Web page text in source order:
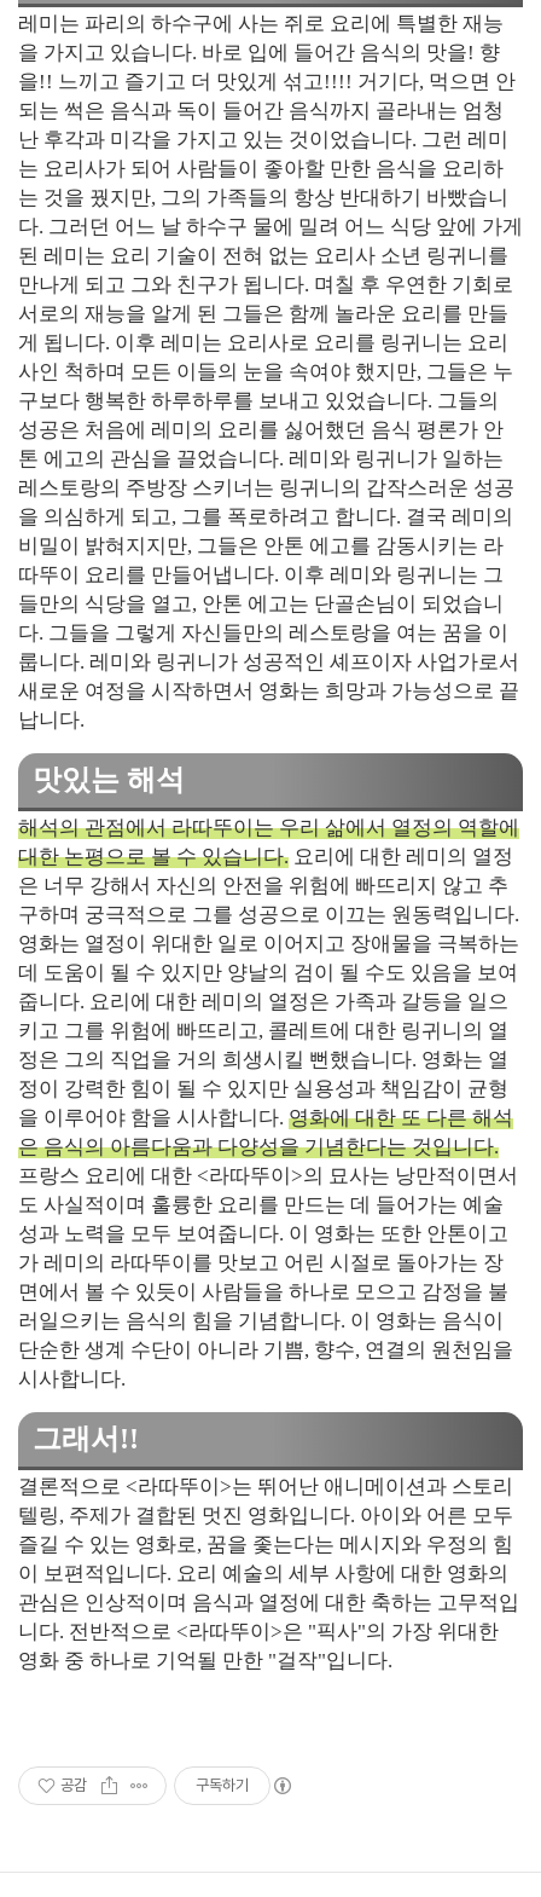
레미는 파리의 하수구에 사는 쥐로 요리에 특별한 재능
을 가지고 있습니다. 바로 입에 들어간 음식의 맛을! 향
을!! 느끼고 즐기고 더 맛있게 섞고!!!! 거기다, 먹으면 안
되는 썩은 음식과 독이 들어간 음식까지 골라내는 엄청
난 후각과 미각을 가지고 있는 것이었습니다. 그런 레미
는 요리사가 되어 사람들이 좋아할 만한 음식을 요리하
는 것을 꿨지만, 그의 가족들의 항상 반대하기 바빴습니
다. 그러던 어느 날 하수구 물에 밀려 어느 식당 앞에 가게
된 레미는 요리 기술이 전혀 없는 요리사 소년 링귀니를
만나게 되고 그와 친구가 됩니다. 며칠 후 우연한 기회로
서로의 재능을 알게 된 그들은 함께 놀라운 요리를 만들
게 됩니다. 이후 레미는 요리사로 요리를 링귀니는 요리
사인 척하며 모든 이들의 눈을 속여야 했지만, 그들은 누
구보다 행복한 하루하루를 보내고 있었습니다. 그들의
성공은 처음에 레미의 요리를 싫어했던 음식 평론가 안
톤 에고의 관심을 끌었습니다. 레미와 링귀니가 일하는
레스토랑의 주방장 스키너는 링귀니의 갑작스러운 성공
을 의심하게 되고, 그를 폭로하려고 합니다. 결국 레미의
비밀이 밝혀지지만, 그들은 안톤 에고를 감동시키는 라
따뚜이 요리를 만들어냅니다. 이후 레미와 링귀니는 그
들만의 식당을 열고, 안톤 에고는 단골손님이 되었습니
다. 그들을 그렇게 자신들만의 레스토랑을 여는 꿈을 이
룹니다. 레미와 링귀니가 성공적인 셰프이자 사업가로서
새로운 여정을 시작하면서 영화는 희망과 가능성으로 끝
납니다.
맛있는 해석
해석의 관점에서 라따뚜이는 우리 삶에서 열정의 역할에
대한 논평으로 볼 수 있습니다. 요리에 대한 레미의 열정
은 너무 강해서 자신의 안전을 위험에 빠뜨리지 않고 추
구하며 궁극적으로 그를 성공으로 이끄는 원동력입니다.
영화는 열정이 위대한 일로 이어지고 장애물을 극복하는
데 도움이 될 수 있지만 양날의 검이 될 수도 있음을 보여
줍니다. 요리에 대한 레미의 열정은 가족과 갈등을 일으
키고 그를 위험에 빠뜨리고, 콜레트에 대한 링귀니의 열
정은 그의 직업을 거의 희생시킬 뻔했습니다. 영화는 열
정이 강력한 힘이 될 수 있지만 실용성과 책임감이 균형
을 이루어야 함을 시사합니다. 영화에 대한 또 다른 해석
은 음식의 아름다움과 다양성을 기념한다는 것입니다.
프랑스 요리에 대한 <라따뚜이>의 묘사는 낭만적이면서
도 사실적이며 훌륭한 요리를 만드는 데 들어가는 예술
성과 노력을 모두 보여줍니다. 이 영화는 또한 안톤이고
가 레미의 라따뚜이를 맛보고 어린 시절로 돌아가는 장
면에서 볼 수 있듯이 사람들을 하나로 모으고 감정을 불
러일으키는 음식의 힘을 기념합니다. 이 영화는 음식이
단순한 생계 수단이 아니라 기쁨, 향수, 연결의 원천임을
시사합니다.
그래서!!
결론적으로 <라따뚜이>는 뛰어난 애니메이션과 스토리
텔링, 주제가 결합된 멋진 영화입니다. 아이와 어른 모두
즐길 수 있는 영화로, 꿈을 좇는다는 메시지와 우정의 힘
이 보편적입니다. 요리 예술의 세부 사항에 대한 영화의
관심은 인상적이며 음식과 열정에 대한 축하는 고무적입
니다. 전반적으로 <라따뚜이>은 "픽사"의 가장 위대한
영화 중 하나로 기억될 만한 "걸작"입니다.
공감 구독하기